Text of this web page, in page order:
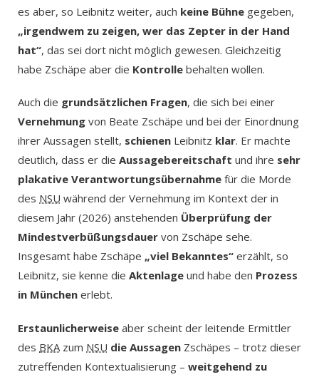
es aber, so Leibnitz weiter, auch keine Bühne gegeben,
„irgendwem zu zeigen, wer das Zepter in der Hand
hat“, das sei dort nicht möglich gewesen. Gleichzeitig
habe Zschäpe aber die Kontrolle behalten wollen.
Auch die grundsätzlichen Fragen, die sich bei einer
Vernehmung von Beate Zschäpe und bei der Einordnung
ihrer Aussagen stellt, schienen Leibnitz klar. Er machte
deutlich, dass er die Aussagebereitschaft und ihre sehr
plakative Verantwortungsübernahme für die Morde
des NSU während der Vernehmung im Kontext der in
diesem Jahr (2026) anstehenden Überprüfung der
Mindestverbüßungsdauer von Zschäpe sehe.
Insgesamt habe Zschäpe „viel Bekanntes“ erzählt, so
Leibnitz, sie kenne die Aktenlage und habe den Prozess
in München erlebt.
Erstaunlicherweise aber scheint der leitende Ermittler
des BKA zum NSU die Aussagen Zschäpes – trotz dieser
zutreffenden Kontextualisierung – weitgehend zu